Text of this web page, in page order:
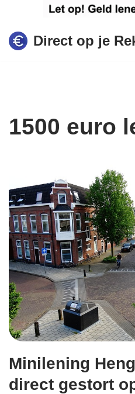
Ga
naar
Direct op je
1500 euro
Minilening
direct gestort